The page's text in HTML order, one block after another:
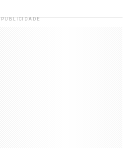
PUBLICIDADE